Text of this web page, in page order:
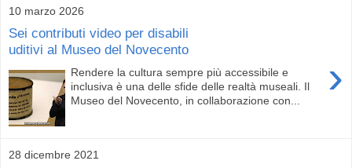
10 marzo 2026
Sei contributi video per disabili
uditivi al Museo del Novecento
›
Rendere la cultura sempre più accessibile e
inclusiva è una delle sfide delle realtà museali. Il
Museo del Novecento, in collaborazione con...
28 dicembre 2021